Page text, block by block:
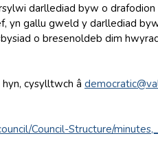
darllediad byw o
yn gallu gweld y darllediad
o bresenoldeb dim
cysylltwch â
Council-Structure/